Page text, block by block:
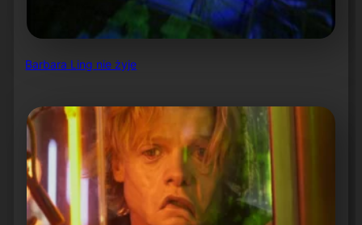
Barbara Ling nie żyje